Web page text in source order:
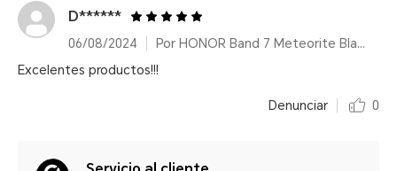
D******
06/08/2024
Por HONOR Band 7 Meteorite Black/14 días de duración de batería
Excelentes productos!!!
Denunciar 0